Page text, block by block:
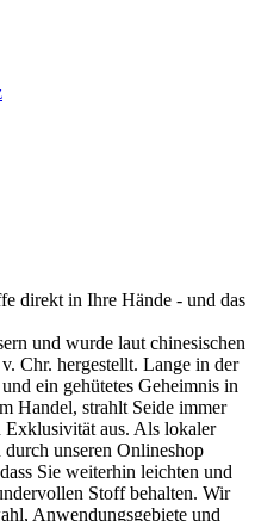
direkt in Ihre Hände - und das
und wurde laut chinesischen
Chr. hergestellt. Lange in der
ein gehütetes Geheimnis in
Handel, strahlt Seide immer
aus. Als lokaler
unseren Onlineshop
Sie weiterhin leichten und
Stoff behalten. Wir
Anwendungsgebiete und